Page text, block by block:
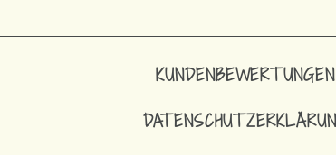
KUNDENBEWERTUNGEN